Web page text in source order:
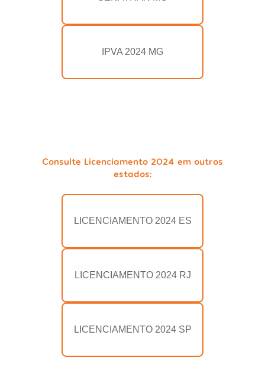
IPVA 2024 MG
Consulte Licenciamento 2024 em outros
estados:
LICENCIAMENTO 2024 ES
LICENCIAMENTO 2024 RJ
LICENCIAMENTO 2024 SP